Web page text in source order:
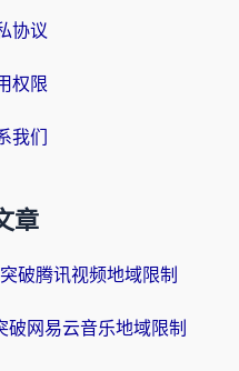
协议
权限
我们
章
破腾讯视频地域限制
破网易云音乐地域限制